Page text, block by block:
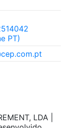
PT)
LDA |